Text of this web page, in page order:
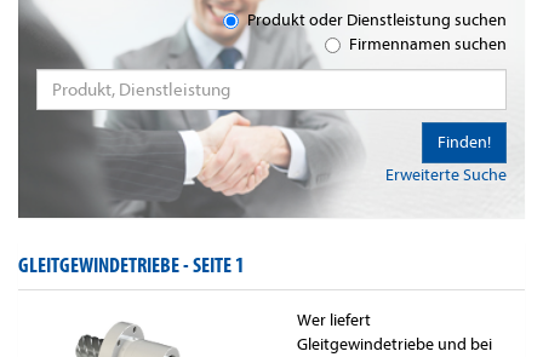
Produkt oder Dienstleistung suchen
Firmennamen suchen
Erweiterte Suche
Finden!
GLEITGEWINDETRIEBE -SEITE 1
Wer liefert
Gleitgewindetriebe und bei